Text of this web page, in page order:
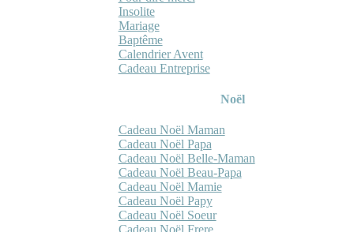
Insolite
Mariage
Baptême
Calendrier Avent
Cadeau Entreprise
Noël
Cadeau Noël Maman
Cadeau Noël Papa
Cadeau Noël Belle-Maman
Cadeau Noël Beau-Papa
Cadeau Noël Mamie
Cadeau Noël Papy
Cadeau Noël Soeur